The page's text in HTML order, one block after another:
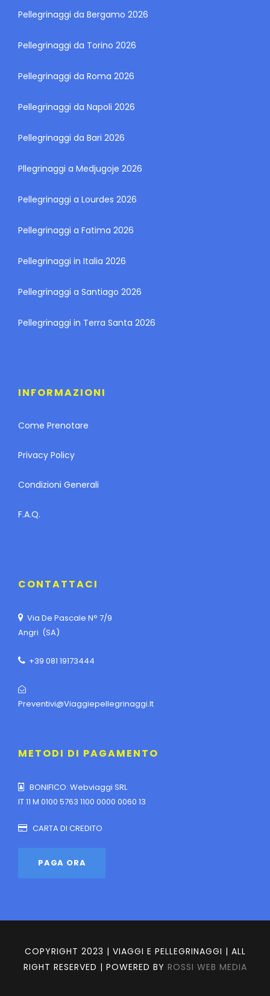
Pellegrinaggi da Bergamo 2026
Pellegrinaggi da Torino 2026
Pellegrinaggi da Roma 2026
Pellegrinaggi da Napoli 2026
Pellegrinaggi da Bari 2026
Pllegrinaggi a Medjugoje 2026
Pellegrinaggi a Lourdes 2026
Pellegrinaggi a Fatima 2026
Pellegrinaggi in Italia 2026
Pellegrinaggi a Santiago 2026
Pellegrinaggi in Terra Santa 2026
INFORMAZIONI
Come Prenotare
Privacy Policy
Condizioni Generali
F.A.Q.
CONTATTACI
Via De Pascale N° 7/9
Angri (SA)
+39 081 19173444
Preventivi@viaggiepellegrinaggi.it
METODI DI PAGAMENTO
BONIFICO: Webviaggi SRL
IT 11 M 0100 5763 1100 0000 0060 13
CARTA DI CREDITO
COPYRIGHT 2023 | VIAGGI E PELLEGRINAGGI | ALL
RIGHT RESERVED | POWERED BY ROSSI WEB MEDIA